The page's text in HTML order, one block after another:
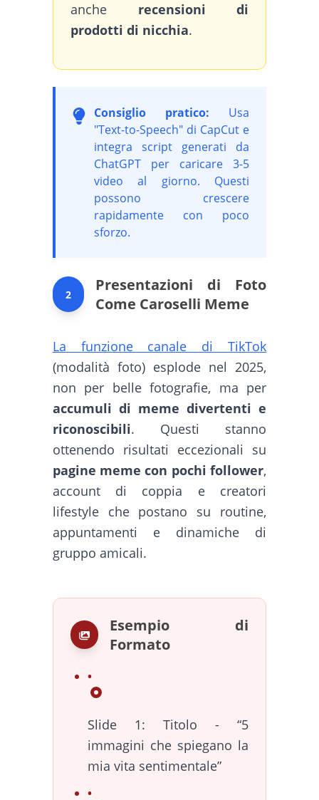
anche recensioni di
prodotti di nicchia.
Consiglio pratico: Usa
"Text-to-Speech" di CapCut e
integra script generati da
ChatGPT per caricare 3-5
video al giorno. Questi
possono crescere
rapidamente con poco
sforzo.
2
Presentazioni di Foto
Come Caroselli Meme
La funzione canale di TikTok
(modalità foto) esplode nel 2025,
non per belle fotografie, ma per
accumuli di meme divertenti e
riconoscibili. Questi stanno
ottenendo risultati eccezionali su
pagine meme con pochi follower,
account di coppia e creatori
lifestyle che postano su routine,
appuntamenti e dinamiche di
gruppo amicali.
Esempio di
Formato
Slide 1: Titolo - “5
immagini che spiegano la
mia vita sentimentale”